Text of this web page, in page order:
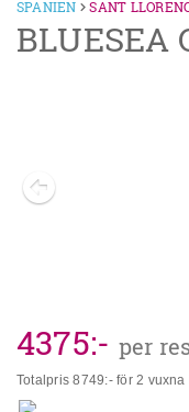
SPANIEN SANT
BLUESEA
4375:- per
Totalpris8749:- för 2